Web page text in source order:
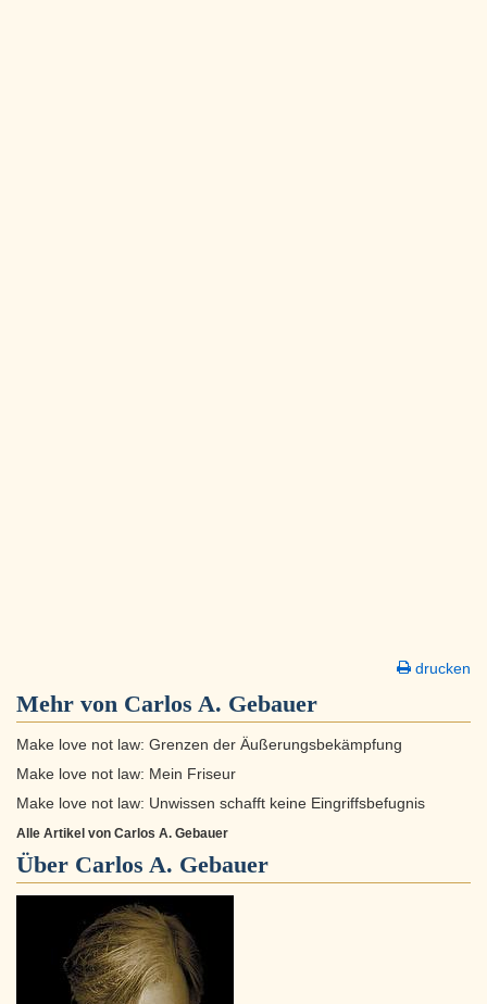
drucken
Mehr von Carlos A. Gebauer
Make love not law: Grenzen der Äußerungsbekämpfung
Make love not law: Mein Friseur
Make love not law: Unwissen schafft keine Eingriffsbefugnis
Alle Artikel von Carlos A. Gebauer
Über Carlos A. Gebauer